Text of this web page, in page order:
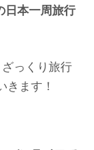
日本一周旅行
っくり旅行
きます！